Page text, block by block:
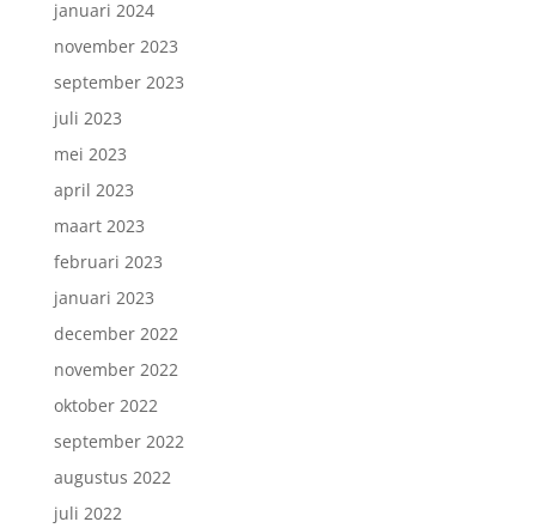
januari 2024
november 2023
september 2023
juli 2023
mei 2023
april 2023
maart 2023
februari 2023
januari 2023
december 2022
november 2022
oktober 2022
september 2022
augustus 2022
juli 2022